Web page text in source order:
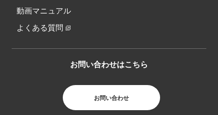
動画マニュアル
よくある質問
お問い合わせはこちら
お問い合わせ